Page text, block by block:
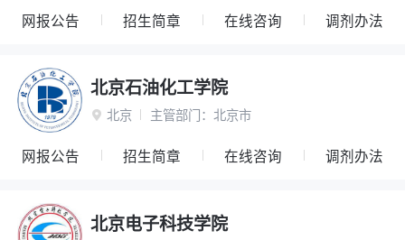
网报公告 招生简章 在线咨询 调剂办法
北京石油化工学院
 北京 主管部门： 北京市
网报公告 招生简章 在线咨询 调剂办法
北京电子科技学院